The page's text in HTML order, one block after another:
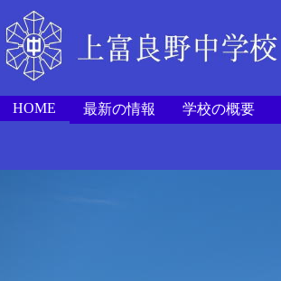
HOME 最新の情報 学校の概要